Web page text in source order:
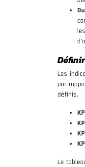
Les
par
définis.
Le